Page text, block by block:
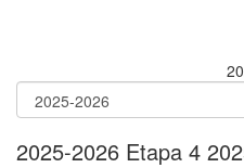
2025-2026 Etapa 4